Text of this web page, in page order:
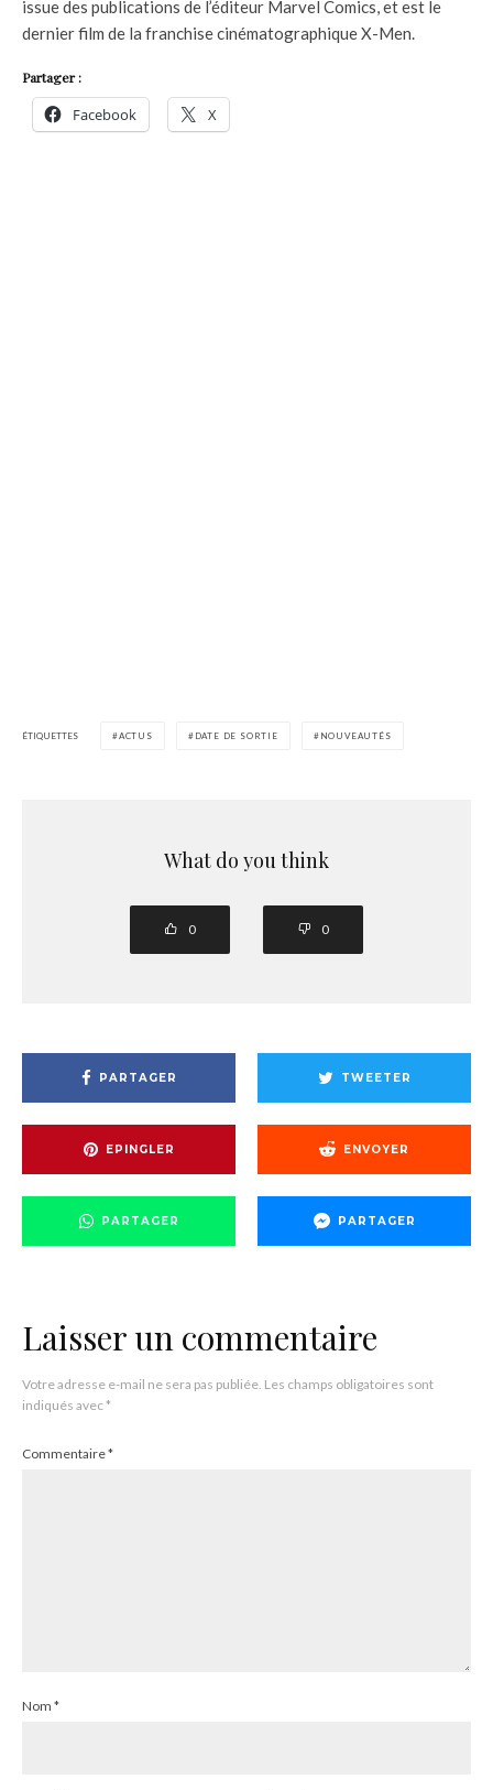
issue des publications de l’éditeur Marvel Comics, et est le
dernier film de la franchise cinématographique X-Men.
Partager :
Facebook X
ÉTIQUETTES ACTUS DATE DE SORTIE NOUVEAUTÉS
What do you think
0 0
PARTAGER TWEETER
EPINGLER ENVOYER
PARTAGER PARTAGER
Laisser un commentaire
Votre adresse e-mail ne sera pas publiée. Les champs obligatoires sont
indiqués avec*
Commentaire*
Nom *